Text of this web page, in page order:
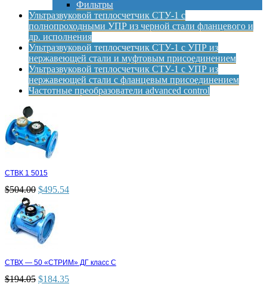
Фильтры
Ультразвуковой теплосчетчик СТУ-1 с
полнопроходными УПР из черной стали фланцевого и
др. исполнения
Ультразвуковой теплосчетчик СТУ-1 с УПР из
нержавеющей стали и муфтовым присоединением
Ультразвуковой теплосчетчик СТУ-1 с УПР из
нержавеющей стали с фланцевым присоединением
Частотные преобразователи advanced control
СТВК 1 5015
$504.00 $495.54
СТВХ — 50 «СТРИМ» ДГ класс С
$194.05 $184.35